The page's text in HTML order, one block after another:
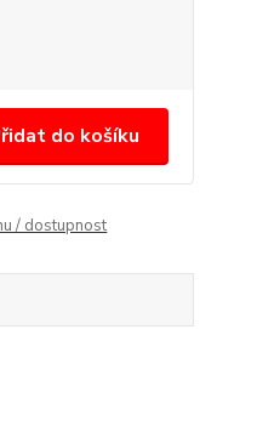
do košíku
/ dostupnost